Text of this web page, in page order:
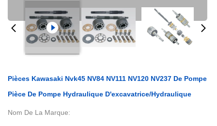
Pièces Kawasaki Nvk45 NV84 NV111 NV120 NV237 De Pompe
Pièce De Pompe Hydraulique D'excavatrice/hydraulique
Nom De La Marque: